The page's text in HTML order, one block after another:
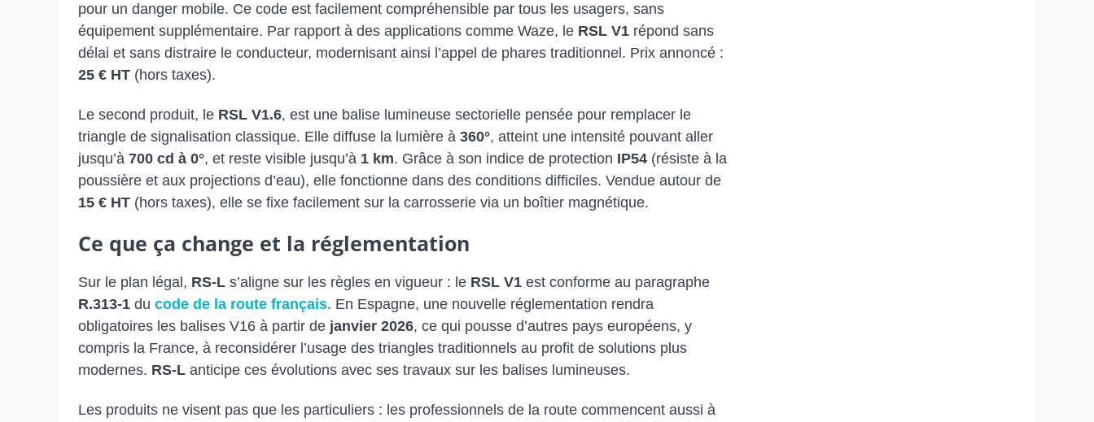
pour un danger mobile. Ce code est facilement compréhensible par tous les usagers, sans
équipement supplémentaire. Par rapport à des applications comme Waze, le RSL V1 répond sans
délai et sans distraire le conducteur, modernisant ainsi l’appel de phares traditionnel. Prix annoncé :
25 € HT (hors taxes).
Le second produit, le RSL V1.6, est une balise lumineuse sectorielle pensée pour remplacer le
triangle de signalisation classique. Elle diffuse la lumière à 360°, atteint une intensité pouvant aller
jusqu’à 700 cd à 0°, et reste visible jusqu’à 1 km. Grâce à son indice de protection IP54 (résiste à la
poussière et aux projections d’eau), elle fonctionne dans des conditions difficiles. Vendue autour de
15 € HT (hors taxes), elle se fixe facilement sur la carrosserie via un boîtier magnétique.
Ce que ça change et la réglementation
Sur le plan légal, RS-L s’aligne sur les règles en vigueur : le RSL V1 est conforme au paragraphe
R.313-1 du code de la route français. En Espagne, une nouvelle réglementation rendra
obligatoires les balises V16 à partir de janvier 2026, ce qui pousse d’autres pays européens, y
compris la France, à reconsidérer l’usage des triangles traditionnels au profit de solutions plus
modernes. RS-L anticipe ces évolutions avec ses travaux sur les balises lumineuses.
Les produits ne visent pas que les particuliers : les professionnels de la route commencent aussi à